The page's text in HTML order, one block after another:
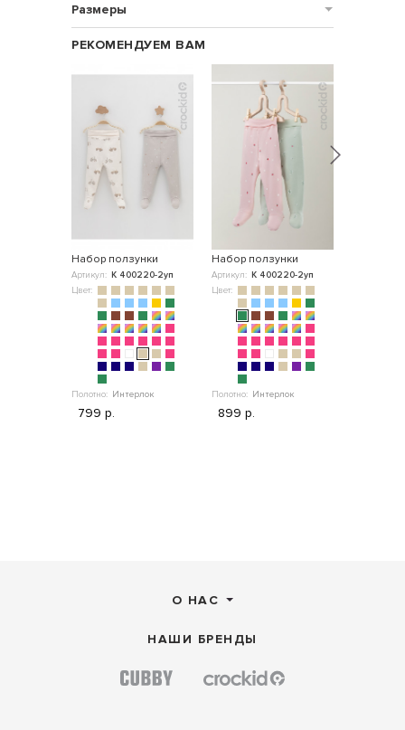
Размеры
РЕКОМЕНДУЕМ ВАМ
Набор ползунки
Артикул: К 400220-2уп
Цвет:
Полотно: Интерлок
799 р.
Набор ползунки
Артикул: К 400220-2уп
Цвет:
Полотно: Интерлок
899 р.
О НАС
НАШИ БРЕНДЫ